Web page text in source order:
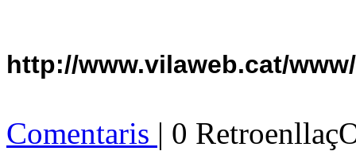
http://www.vilaweb.cat/
Comentaris | 0